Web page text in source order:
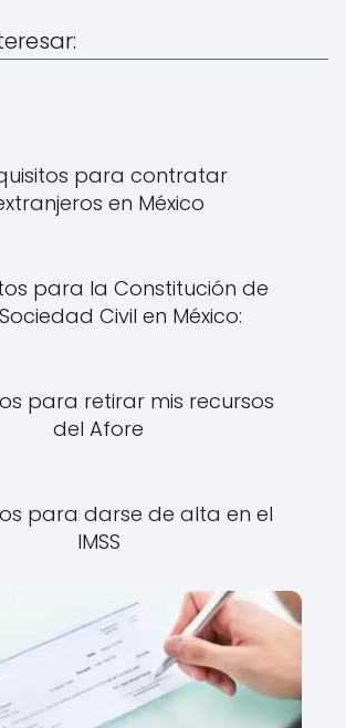
para contratar
en México
para la Constitución de
Civil en México:
para retirar mis recursos
del Afore
para darse de alta en el
IMSS